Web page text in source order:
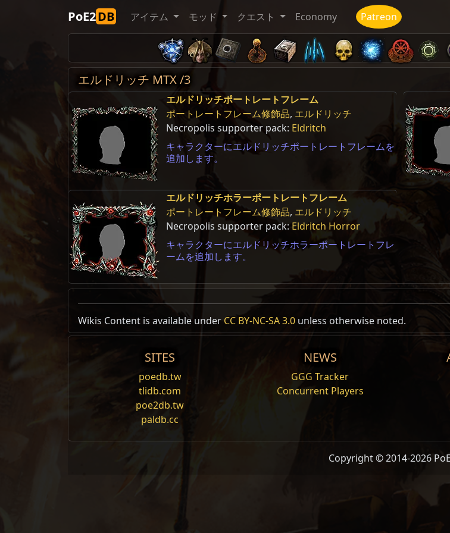
PoE2DB アイテム モッド クエスト Economy Patreon
エルドリッチ MTX /3
エルドリッチポートレートフレーム
ポートレートフレーム修飾品, エルドリッチ
Necropolis supporter pack: Eldritch
キャラクターにエルドリッチポートレートフレームを
追加します。
エルドリッチホラーポートレートフレーム
ポートレートフレーム修飾品, エルドリッチ
Necropolis supporter pack: Eldritch Horror
キャラクターにエルドリッチホラーポートレートフレ
ームを追加します。
Wikis Content is available under CC BY-NC-SA 3.0 unless otherwise noted.
SITES
poedb.tw
tlidb.com
poe2db.tw
paldb.cc
NEWS
GGG Tracker
Concurrent Players
Copyright © 2014-2026